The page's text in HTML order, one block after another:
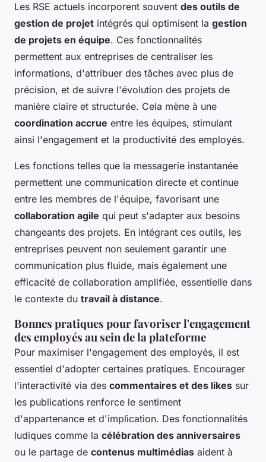
Les RSE actuels incorporent souvent des outils de
gestion de projet intégrés qui optimisent la gestion
de projets en équipe. Ces fonctionnalités
permettent aux entreprises de centraliser les
informations, d'attribuer des tâches avec plus de
précision, et de suivre l'évolution des projets de
manière claire et structurée. Cela mène à une
coordination accrue entre les équipes, stimulant
ainsi l'engagement et la productivité des employés.
Les fonctions telles que la messagerie instantanée
permettent une communication directe et continue
entre les membres de l'équipe, favorisant une
collaboration agile qui peut s'adapter aux besoins
changeants des projets. En intégrant ces outils, les
entreprises peuvent non seulement garantir une
communication plus fluide, mais également une
efficacité de collaboration amplifiée, essentielle dans
le contexte du travail à distance.
Bonnes pratiques pour favoriser l'engagement
des employés au sein de la plateforme
Pour maximiser l'engagement des employés, il est
essentiel d'adopter certaines pratiques. Encourager
l'interactivité via des commentaires et des likes sur
les publications renforce le sentiment
d'appartenance et d'implication. Des fonctionnalités
ludiques comme la célébration des anniversaires
ou le partage de contenus multimédias aident à